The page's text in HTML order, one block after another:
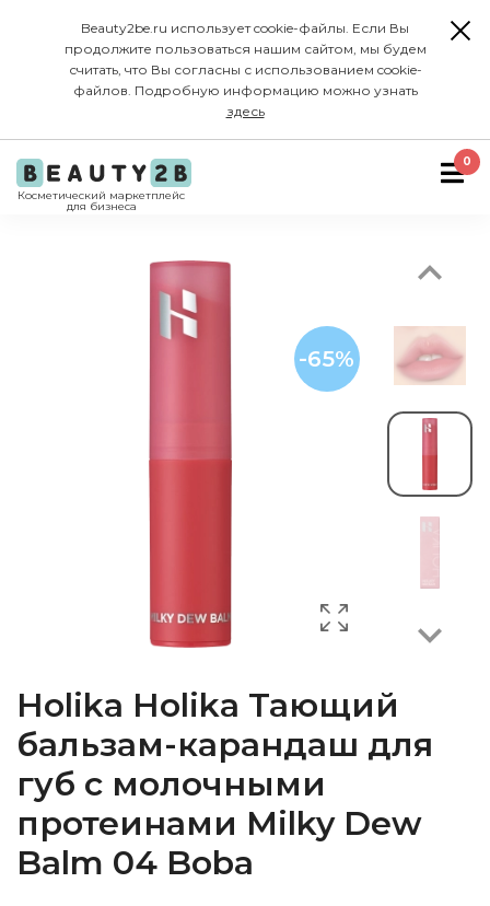
Beauty2be.ru использует cookie-файлы. Если Вы
продолжите пользоваться нашим сайтом, мы будем
считать, что Вы согласны с использованием cookie-
файлов. Подробную информацию можно узнать
здесь
Косметический маркетплейс
для бизнеса
0
-65%
Previous
Next
Holika Holika Тающий
бальзам-карандаш для
губ с молочными
протеинами Milky Dew
Balm 04 Boba